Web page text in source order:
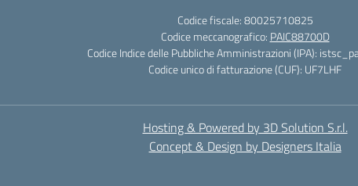
Codice fiscale: 80025710825
Codice meccanografico: PAIC88700D
Codice Indice delle Pubbliche Amministrazioni (IPA):
Codice unico di fatturazione (CUF): UF7LHF
Hosting & Powered by 3D Solution S.r.l.
Concept & Design by Designers Italia